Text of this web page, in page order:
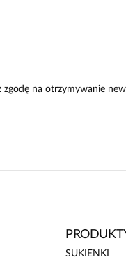
28.01.2026
na otrzymywanie
SUKIENKI